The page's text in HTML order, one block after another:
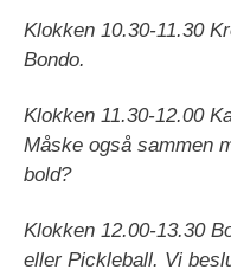
Klokken 10.30-11.30
Bondo.
Klokken 11.30-12.00
Måske også sammen
bold?
Klokken 12.00-13.30
eller Pickleball. Vi